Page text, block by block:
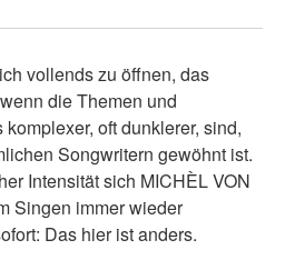
vollends zu öffnen, das
die Themen und
oft dunklerer, sind,
Songwritern gewöhnt ist.
Intensität sich MICHÈL VON
Singen immer wieder
Das hier ist anders.